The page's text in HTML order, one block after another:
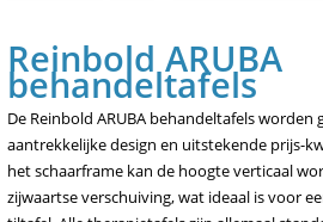
Reinbold ARUBA
behandeltafels
De Reinbold ARUBA behandeltafels
aantrekkelijke design en uitstekende prijs-
het schaarframe kan de hoogte verticaal
zijwaartse verschuiving, wat ideaal is voor